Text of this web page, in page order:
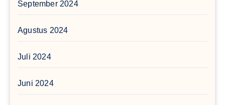
September 2024
Agustus 2024
Juli 2024
Juni 2024